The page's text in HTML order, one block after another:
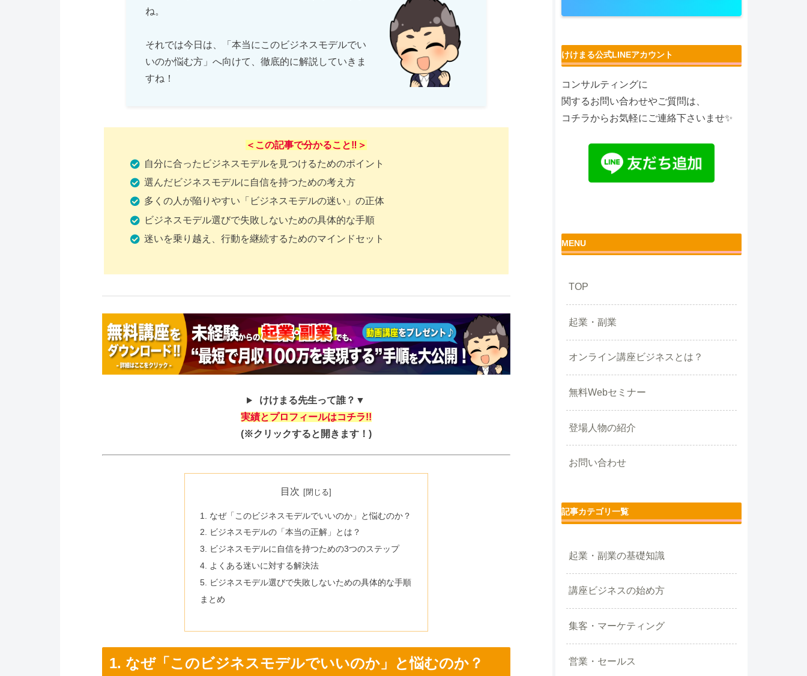
ね。
それでは今日は、「本当にこのビジネスモデルでい
いのか悩む方」へ向けて、徹底的に解説していきま
すね！
＜この記事で分かること‼️＞
自分に合ったビジネスモデルを見つけるためのポイント
選んだビジネスモデルに自信を持つための考え方
多くの人が陥りやすい「ビジネスモデルの迷い」の正体
ビジネスモデル選びで失敗しないための具体的な手順
迷いを乗り越え、行動を継続するためのマインドセット
けけまる先生って誰？▼
実績とプロフィールはコチラ!!
(※クリックすると開きます！)
目次
1. なぜ「このビジネスモデルでいいのか」と悩むのか？
2. ビジネスモデルの「本当の正解」とは？
3. ビジネスモデルに自信を持つための3つのステップ
4. よくある迷いに対する解決法
5. ビジネスモデル選びで失敗しないための具体的な手順
まとめ
1. なぜ「このビジネスモデルでいいのか」と悩むのか？
けけまる公式LINEアカウント
コンサルティングに
関するお問い合わせやご質問は、
コチラからお気軽にご連絡下さいませ✨
MENU
TOP
起業・副業
オンライン講座ビジネスとは？
無料Webセミナー
登場人物の紹介
お問い合わせ
記事カテゴリ一覧
起業・副業の基礎知識
講座ビジネスの始め方
集客・マーケティング
営業・セールス